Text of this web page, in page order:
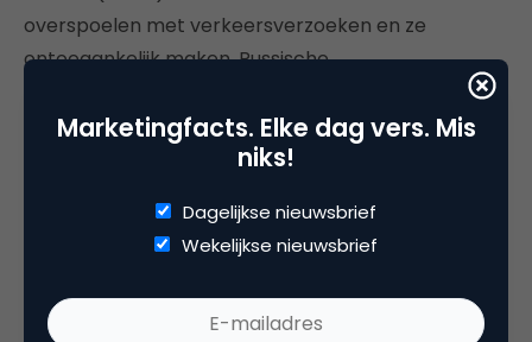
overspoelen met verkeersverzoeken en ze
ontoegankelijk maken. Russische
luchtvaartbedrijven zijn allemaal het doelwit van
het IT-leger omdat het ‘t dagelijkse leven in Rusland
binnenviel, heeft het land te maken gehad met een
ongekend spervuur ​​van hackactiviteiten. Het is juist
zo opmerkelijk omdat deze aanvallen in schril
contrast staan met de recente geschiedenis. Veel
Marketingfacts. Elke dag vers. Mis
niks!
Dagelijkse nieuwsbrief
Wekelijkse nieuwsbrief